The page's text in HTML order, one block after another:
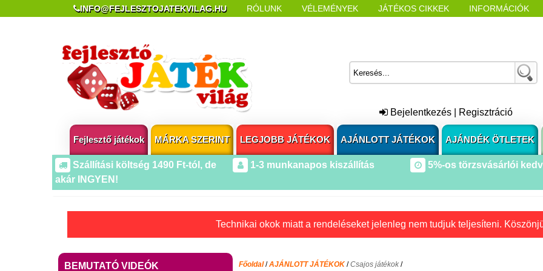
INFO@FEJLESZTOJATEKVILAG.HU RÓLUNK VÉLEMÉNYEK JÁTÉKOS CIKKEK INFORMÁCIÓK
Bejelentkezés Regisztráció
Fejlesztő játékok MÁRKA SZERINT LEGJOBB JÁTÉKOK AJÁNLOTT JÁTÉKOK AJÁNDÉK ÖTLETEK
Szállítási költség 1490 Ft-tól, de
akár INGYEN!
1-3 munkanapos kiszállítás 5%-os törzsvásárlói
Technikai okok miatt a rendeléseket jelenleg nem tudjuk teljesíteni.
BEMUTATÓ VIDEÓK Főoldal/AJÁNLOTT JÁTÉKOK /Csajos játékok /